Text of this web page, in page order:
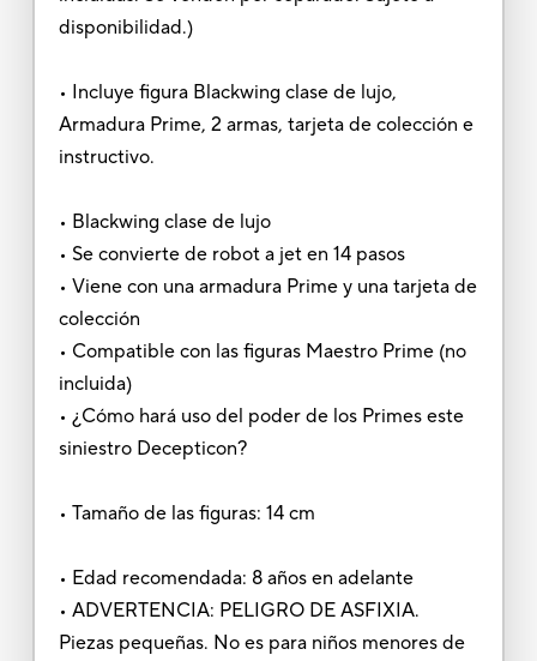
disponibilidad.)
• Incluye figura Blackwing clase de lujo,
Armadura Prime, 2 armas, tarjeta de colección e
instructivo.
• Blackwing clase de lujo
• Se convierte de robot a jet en 14 pasos
• Viene con una armadura Prime y una tarjeta de
colección
• Compatible con las figuras Maestro Prime (no
incluida)
• ¿Cómo hará uso del poder de los Primes este
siniestro Decepticon?
• Tamaño de las figuras: 14 cm
• Edad recomendada: 8 años en adelante
• ADVERTENCIA: PELIGRO DE ASFIXIA.
Piezas pequeñas. No es para niños menores de